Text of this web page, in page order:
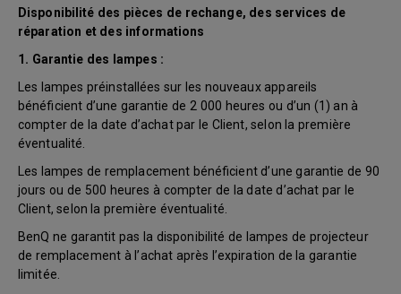
Disponibilité des pièces de rechange, des services de
réparation et des informations
1. Garantie des lampes :
Les lampes préinstallées sur les nouveaux appareils
bénéficient d’une garantie de 2 000 heures ou d’un (1) an à
compter de la date d’achat par le Client, selon la première
éventualité.
Les lampes de remplacement bénéficient d’une garantie de 90
jours ou de 500 heures à compter de la date d’achat par le
Client, selon la première éventualité.
BenQ ne garantit pas la disponibilité de lampes de projecteur
de remplacement à l’achat après l’expiration de la garantie
limitée.